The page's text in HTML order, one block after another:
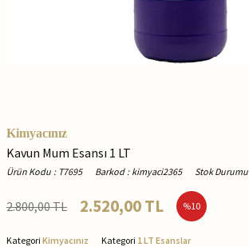
Kimyacınız
Kavun Mum Esansı 1 LT
Ürün Kodu : T7695 Barkod : kimyaci2365 Stok Durumu
2.800,00TL 2.520,00TL %10
Kategori Kimyacınız Kategori 1 LT Esanslar